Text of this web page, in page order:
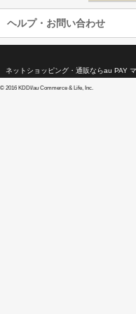
ヘルプ・お問い合わせ
ネットショッピング・通販ならau PAY
© 2016 KDDI/au Commerce & Life, Inc.